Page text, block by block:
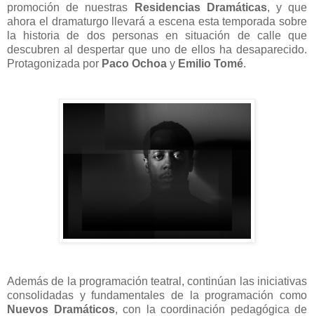
promoción de nuestras
Residencias Dramáticas, y que
ahora el dramaturgo llevará a escena esta temporada sobre
la historia de dos personas en situación de calle que
descubren al despertar que uno de ellos ha desaparecido.
Protagonizada por Paco Ochoa y Emilio Tomé.
Además de la programación teatral, continúan las iniciativas
consolidadas y fundamentales de la programación como
Nuevos Dramáticos, con la coordinación pedagógica de